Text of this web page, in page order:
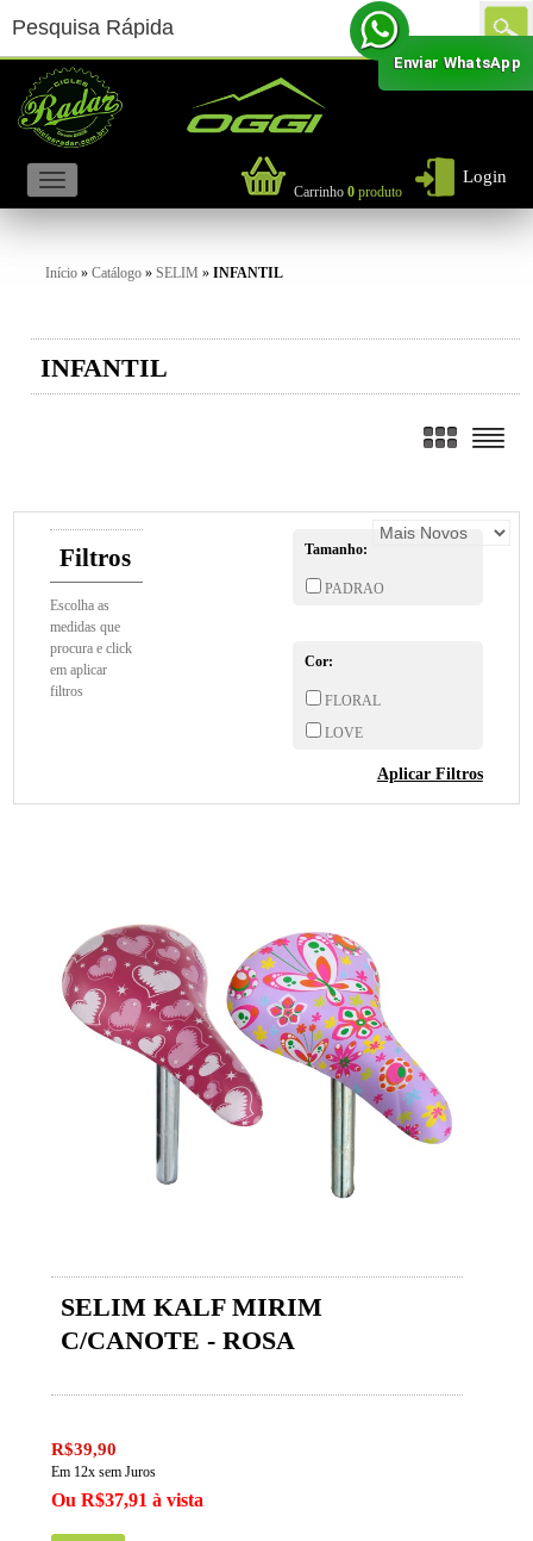
Login
Carrinho 0 produto
Início »Catálogo »SELIM »INFANTIL
INFANTIL
Filtros
Escolha as
medidas que
procura e click
em aplicar
filtros
Tamanho:
PADRAO
Cor:
FLORAL
LOVE
Aplicar Filtros
SELIM KALF MIRIM
C/CANOTE - ROSA
R$39,90
Em 12x sem Juros
Ou R$37,91 à vista
Enviar WhatsApp